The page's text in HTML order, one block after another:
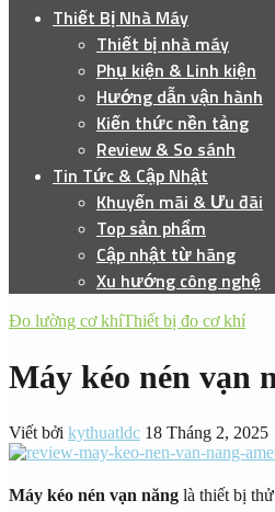
Thiết Bị Nhà Máy
Thiết bị nhà máy
Phụ kiện & Linh kiện
Hướng dẫn vận hành
Kiến thức nền tảng
Review & So sánh
Tin Tức & Cập Nhật
Khuyến mãi & Ưu đãi
Top sản phẩm
Cập nhật từ hãng
Xu hướng công nghệ
Đo lường cơ khíThiết bị đo cơ khí
Máy kéo nén vạn
Viết bởi kythuatldc 18 Tháng 2, 2025
Máy kéo nén vạn năng là thiết bị